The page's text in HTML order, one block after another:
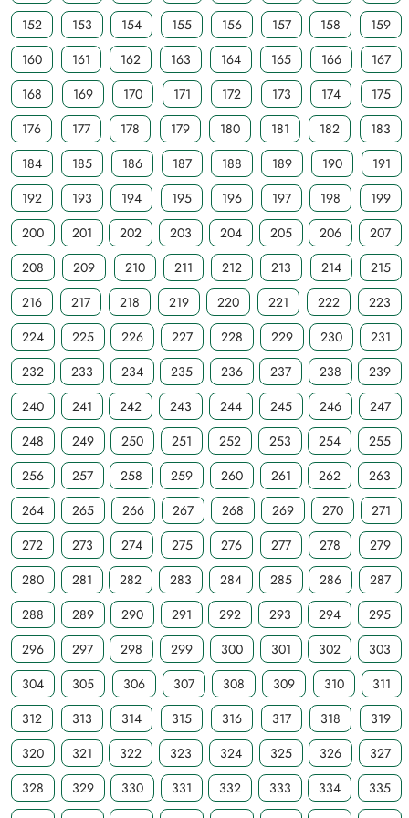
152
153 154 155 156 157 158
159
160
161 162 163 164 165 166
167
168
169 170 171 172 173 174
175
176
177 178 179 180 181 182
183
184
185 186 187 188 189 190
191
192
193 194 195 196 197 198
199
200
201 202 203 204 205 206
207
208
209 210 211 212 213 214
215
216
217 218 219 220 221 222
223
224
225 226 227 228 229 230
231
232
233 234 235 236 237 238
239
240
241 242 243 244 245 246
247
248
249 250 251 252 253 254
255
256
257 258 259 260 261 262
263
264
265 266 267 268 269 270
271
272
273 274 275 276 277 278
279
280
281 282 283 284 285 286
287
288
289 290 291 292 293 294
295
296
297 298 299 300 301 302
303
304
305 306 307 308 309 310
311
312
313 314 315 316 317 318
319
320
321 322 323 324 325 326
327
328
329 330 331 332 333 334
335